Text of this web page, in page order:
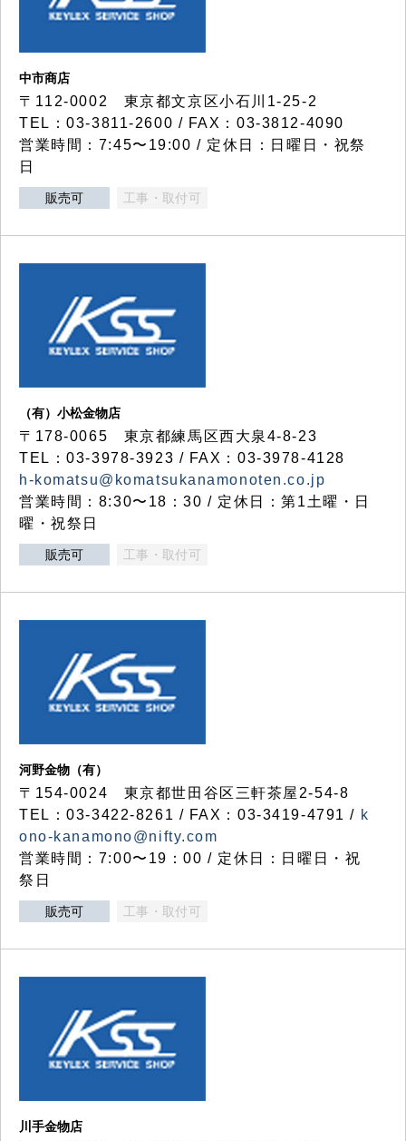
中市商店
〒112-0002 東京都文京区小石川1-25-2
TEL：03-3811-2600 / FAX：03-3812-4090
営業時間：7:45〜19:00 / 定休日：日曜日・祝祭
日
販売可 工事・取付可
（有）小松金物店
〒178-0065 東京都練馬区西大泉4-8-23
TEL：03-3978-3923 / FAX：03-3978-4128
h-komatsu@komatsukanamonoten.co.jp
営業時間：8:30〜18：30 / 定休日：第1土曜・日
曜・祝祭日
販売可 工事・取付可
河野金物（有）
〒154-0024 東京都世田谷区三軒茶屋2-54-8
TEL：03-3422-8261 / FAX：03-3419-4791 / k
ono-kanamono@nifty.com
営業時間：7:00〜19：00 / 定休日：日曜日・祝
祭日
販売可 工事・取付可
川手金物店